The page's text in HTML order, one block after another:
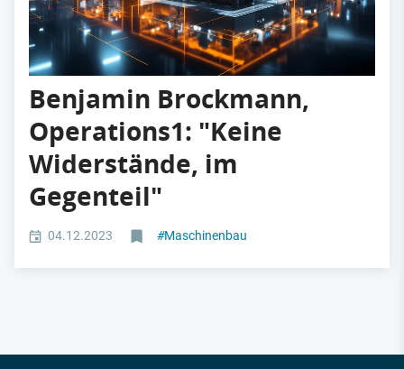
Benjamin Brockmann,
Operations1: "Keine
Widerstände, im
Gegenteil"
04.12.2023 #Maschinenbau